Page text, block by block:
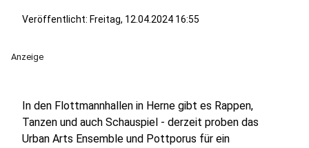
Veröffentlicht: Freitag, 12.04.2024 16:55
Anzeige
In den Flottmannhallen in Herne gibt es Rappen,
Tanzen und auch Schauspiel - derzeit proben das
Urban Arts Ensemble und Pottporus für ein